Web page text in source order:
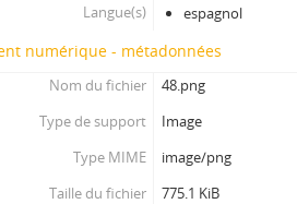
Langue(s) espagnol
numérique - métadonnées
Nom du fichier
48.png
Type de support
Image
Type MIME
image/png
Taille du fichier
775.1 KiB